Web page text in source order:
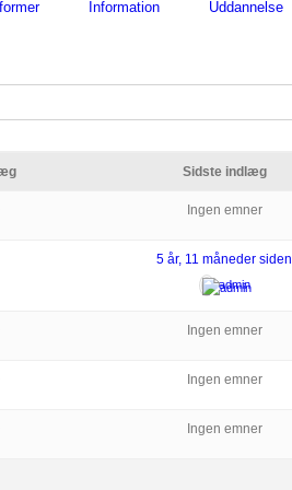
Information Uddannelse
Sidste indlæg
Ingen emner
5 år, 11 måneder siden
admin
Ingen emner
Ingen emner
Ingen emner